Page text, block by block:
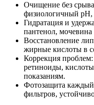
Очищение без
физиологичный pH,
Гидратация и
пантенол,
Восстановление
жирные кислоты в
Коррекция
ретиноиды,
показаниям.
Фотозащита каждый
фильтров,